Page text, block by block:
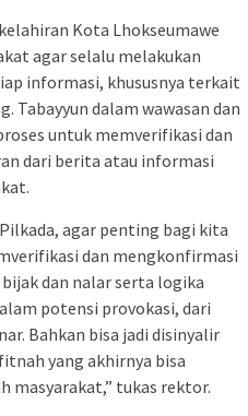
Kota Lhokseumawe
agar selalu melakukan
informasi, khususnya terkait
Tabayyun dalam wawasan dan
untuk memverifikasi dan
dari berita atau informasi
agar penting bagi kita
dan mengkonfirmasi
dan nalar serta logika
potensi provokasi, dari
Bahkan bisa jadi disinyalir
yang akhirnya bisa
masyarakat,” tukas rektor.